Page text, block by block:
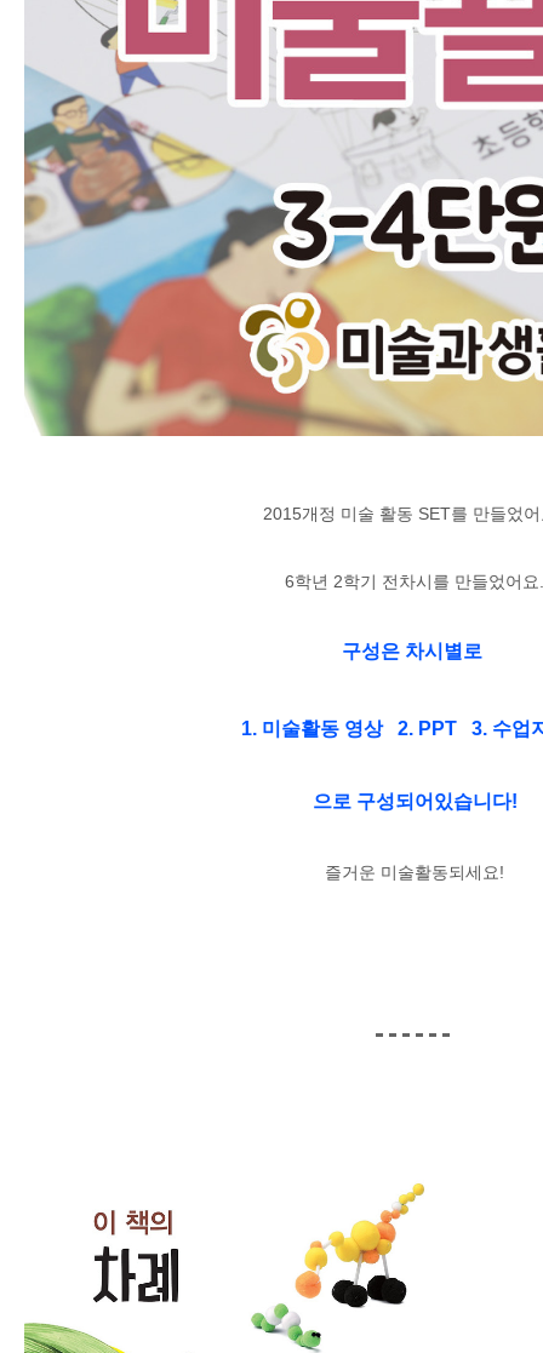
2015개정 미술 활동 SET를 만들었
6학년 2학기 전차시를 만들었어요
구성은 차시별로
1. 미술활동 영상 2. PPT 3. 수업
으로 구성되어있습니다!
즐거운 미술활동되세요!